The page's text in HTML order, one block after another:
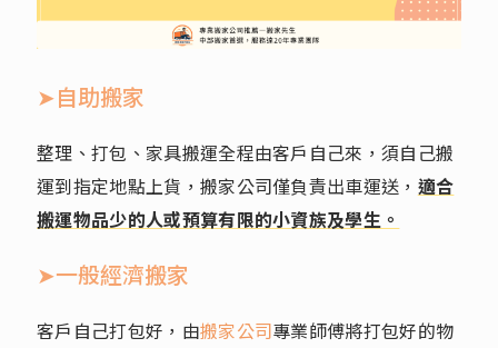
➤自助搬家
整理、打包、家具搬運全程由客戶自己來，須自己搬
運到指定地點上貨，搬家公司僅負責出車運送， 適合
搬運物品少的人或預算有限的小資族及學生。
➤一般經濟搬家
客戶自己打包好，由搬家公司專業師傅將打包好的物